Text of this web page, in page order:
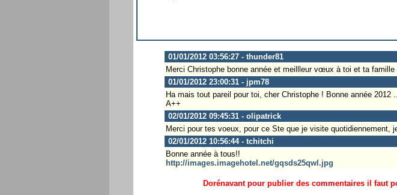
01/01/2012 03:56:27 - thunder81
Merci Christophe bonne année et meillleur vœux à toi et ta
01/01/2012 23:00:31 - jpm78
Ha mais tout pareil pour toi, cher Christophe ! Bonne année 2012 ...
A++
02/01/2012 09:45:31 - olipatrick
Merci pour tes voeux, pour ce Ste que je visite quotidiennement,
02/01/2012 10:56:44 - tchitchi
Bonne année à tous!!
http://images.imagehotel.net/gqsds25qwl.jpg
Dorénavant pour publier des commentaires il faut